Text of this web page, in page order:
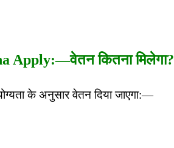
Apply:—वेतन कितना मिलेगा?
के अनुसार वेतन दिया जाएगा:—